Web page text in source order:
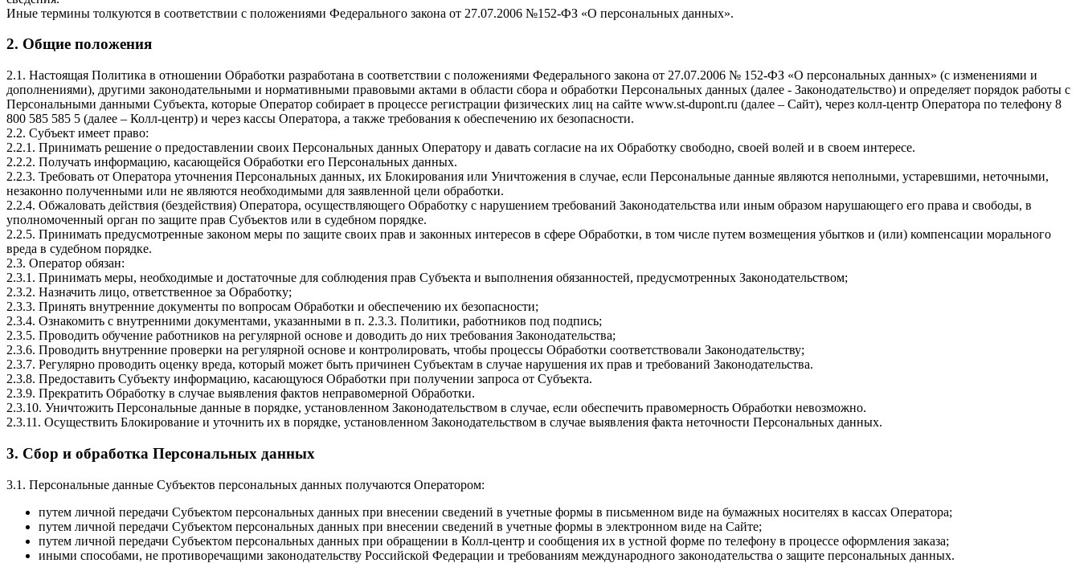
Иные термины толкуются в соответствии с положениями Федерального закона от 27.07.2006 №152-ФЗ «О персональных данных».
2. Общие положения
2.1. Настоящая Политика в отношении Обработки разработана в соответствии с положениями Федерального закона от 27.07.2006 № 152-ФЗ «О персональных данных» (с изменениями и
дополнениями), другими законодательными и нормативными правовыми актами в области сбора и обработки Персональных данных (далее - Законодательство) и определяет порядок работы с
Персональными данными Субъекта, которые Оператор собирает в процессе регистрации физических лиц на сайте www.st-dupont.ru (далее – Сайт), через колл-центр Оператора по телефону 8
800 585 585 5 (далее – Колл-центр) и через кассы Оператора, а также требования к обеспечению их безопасности.
2.2. Субъект имеет право:
2.2.1. Принимать решение о предоставлении своих Персональных данных Оператору и давать согласие на их Обработку свободно, своей волей и в своем интересе.
2.2.2. Получать информацию, касающейся Обработки его Персональных данных.
2.2.3. Требовать от Оператора уточнения Персональных данных, их Блокирования или Уничтожения в случае, если Персональные данные являются неполными, устаревшими, неточными,
незаконно полученными или не являются необходимыми для заявленной цели обработки.
2.2.4. Обжаловать действия (бездействия) Оператора, осуществляющего Обработку с нарушением требований Законодательства или иным образом нарушающего его права и свободы, в
уполномоченный орган по защите прав Субъектов или в судебном порядке.
2.2.5. Принимать предусмотренные законом меры по защите своих прав и законных интересов в сфере Обработки, в том числе путем возмещения убытков и (или) компенсации морального
вреда в судебном порядке.
2.3. Оператор обязан:
2.3.1. Принимать меры, необходимые и достаточные для соблюдения прав Субъекта и выполнения обязанностей, предусмотренных Законодательством;
2.3.2. Назначить лицо, ответственное за Обработку;
2.3.3. Принять внутренние документы по вопросам Обработки и обеспечению их безопасности;
2.3.4. Ознакомить с внутренними документами, указанными в п. 2.3.3. Политики, работников под подпись;
2.3.5. Проводить обучение работников на регулярной основе и доводить до них требования Законодательства;
2.3.6. Проводить внутренние проверки на регулярной основе и контролировать, чтобы процессы Обработки соответствовали Законодательству;
2.3.7. Регулярно проводить оценку вреда, который может быть причинен Субъектам в случае нарушения их прав и требований Законодательства.
2.3.8. Предоставить Субъекту информацию, касающуюся Обработки при получении запроса от Субъекта.
2.3.9. Прекратить Обработку в случае выявления фактов неправомерной Обработки.
2.3.10. Уничтожить Персональные данные в порядке, установленном Законодательством в случае, если обеспечить правомерность Обработки невозможно.
2.3.11. Осуществить Блокирование и уточнить их в порядке, установленном Законодательством в случае выявления факта неточности Персональных данных.
3. Сбор и обработка Персональных данных
3.1. Персональные данные Субъектов персональных данных получаются Оператором:
путем личной передачи Субъектом персональных данных при внесении сведений в учетные формы в письменном виде на бумажных носителях в кассах Оператора;
путем личной передачи Субъектом персональных данных при внесении сведений в учетные формы в электронном виде на Сайте;
путем личной передачи Субъектом персональных данных при обращении в Колл-центр и сообщения их в устной форме по телефону в процессе оформления заказа;
иными способами, не противоречащими законодательству Российской Федерации и требованиям международного законодательства о защите персональных данных.